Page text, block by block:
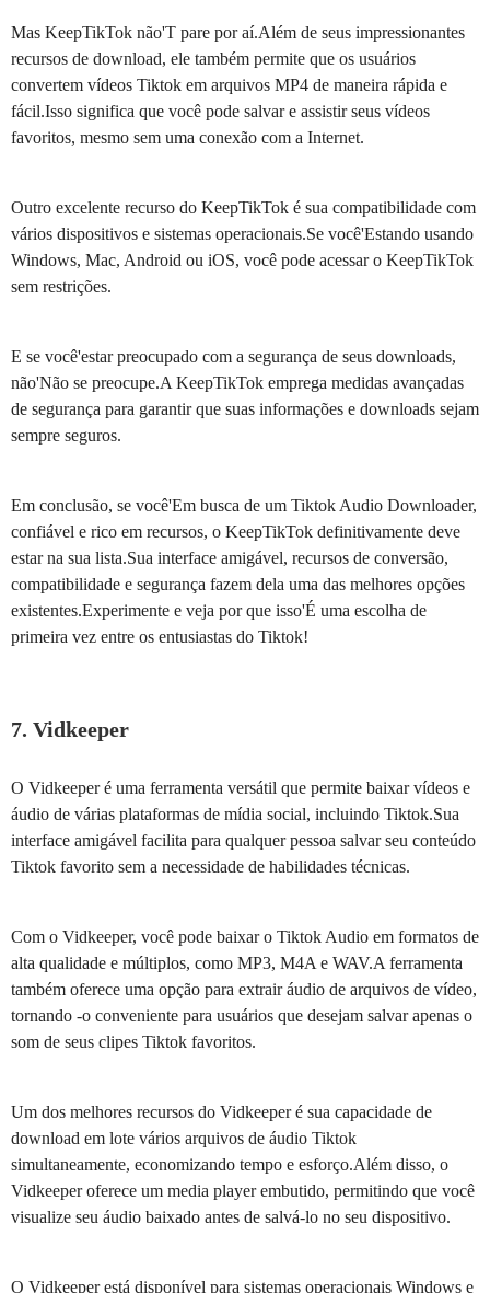
Mas KeepTikTok não'T pare por aí.Além de seus impressionantes
recursos de download, ele também permite que os usuários
convertem vídeos Tiktok em arquivos MP4 de maneira rápida e
fácil.Isso significa que você pode salvar e assistir seus vídeos
favoritos, mesmo sem uma conexão com a Internet.
Outro excelente recurso do KeepTikTok é sua compatibilidade com
vários dispositivos e sistemas operacionais.Se você'Estando usando
Windows, Mac, Android ou iOS, você pode acessar o KeepTikTok
sem restrições.
E se você'estar preocupado com a segurança de seus downloads,
não'Não se preocupe.A KeepTikTok emprega medidas avançadas
de segurança para garantir que suas informações e downloads sejam
sempre seguros.
Em conclusão, se você'Em busca de um Tiktok Audio Downloader,
confiável e rico em recursos, o KeepTikTok definitivamente deve
estar na sua lista.Sua interface amigável, recursos de conversão,
compatibilidade e segurança fazem dela uma das melhores opções
existentes.Experimente e veja por que isso'É uma escolha de
primeira vez entre os entusiastas do Tiktok!
7. Vidkeeper
O Vidkeeper é uma ferramenta versátil que permite baixar vídeos e
áudio de várias plataformas de mídia social, incluindo Tiktok.Sua
interface amigável facilita para qualquer pessoa salvar seu conteúdo
Tiktok favorito sem a necessidade de habilidades técnicas.
Com o Vidkeeper, você pode baixar o Tiktok Audio em formatos de
alta qualidade e múltiplos, como MP3, M4A e WAV.A ferramenta
também oferece uma opção para extrair áudio de arquivos de vídeo,
tornando -o conveniente para usuários que desejam salvar apenas o
som de seus clipes Tiktok favoritos.
Um dos melhores recursos do Vidkeeper é sua capacidade de
download em lote vários arquivos de áudio Tiktok
simultaneamente, economizando tempo e esforço.Além disso, o
Vidkeeper oferece um media player embutido, permitindo que você
visualize seu áudio baixado antes de salvá-lo no seu dispositivo.
O Vidkeeper está disponível para sistemas operacionais Windows e